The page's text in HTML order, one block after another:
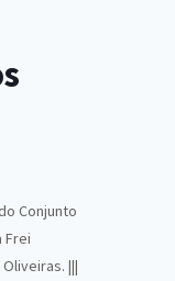
Conjunto
Frei
|||